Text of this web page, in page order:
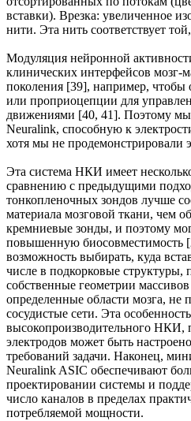
вставки). Врезка: увеличенное
нити. Эта нить соответствует
Модуляция нейронной
клинических интерфейсов
поколения [39], например, чтобы
или проприоцепции для
движениями [40, 41]. Поэтому мы
Neuralink, способную к
хотя мы не продемонстрировали
Эта система НКИ имеет
сравнению с предыдущими
тонкопленочных зондов лучше
материала мозговой ткани, чем
кремниевые зонды, и поэтому
повышенную биосовместимость
возможность выбирать, куда
числе в подкорковые структуры,
собственные геометрии
определенные области мозга, не
сосудистые сети. Эта
высокопроизводительного НКИ,
электродов может быть
требований задачи. Наконец,
Neuralink ASIC обеспечивают
проектировании системы и
число каналов в пределах
потребляемой мощности.